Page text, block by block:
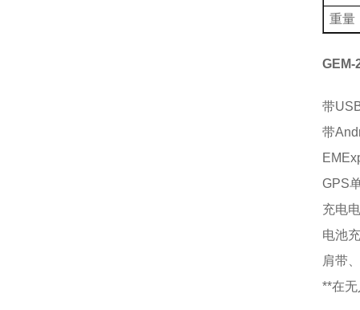
重量
GEM-
带
带
GPS
充电
电池
肩带
**在